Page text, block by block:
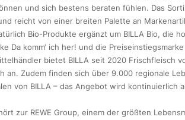
und sich bestens beraten fühlen. Das
reicht von einer breiten Palette an
Bio-Produkte ergänzt um BILLA Bio, die
Da komm‘ ich her! und die
bietet BILLA seit 2020 Frischfleisch
an. Zudem finden sich über 9.000 regionale
von BILLA – das Angebot wird kontinuierlich
zur REWE Group, einem der größten